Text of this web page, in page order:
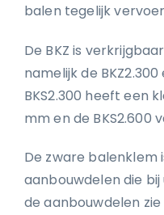
balen tegelijk
De BKZ is
namelijk de BKZ2.300
BKS2.300 heeft een
mm en de BKS2.600
De zware balenklem
aanbouwdelen die
de aanbouwdelen